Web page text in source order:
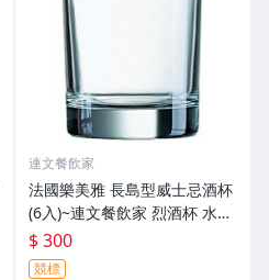
連文餐飲家
法國樂美雅 長島型威士忌酒杯
(6入)~連文餐飲家 烈酒杯 水杯
果汁杯 啤酒杯 玻璃杯 ACE588
4
$ 300
競標